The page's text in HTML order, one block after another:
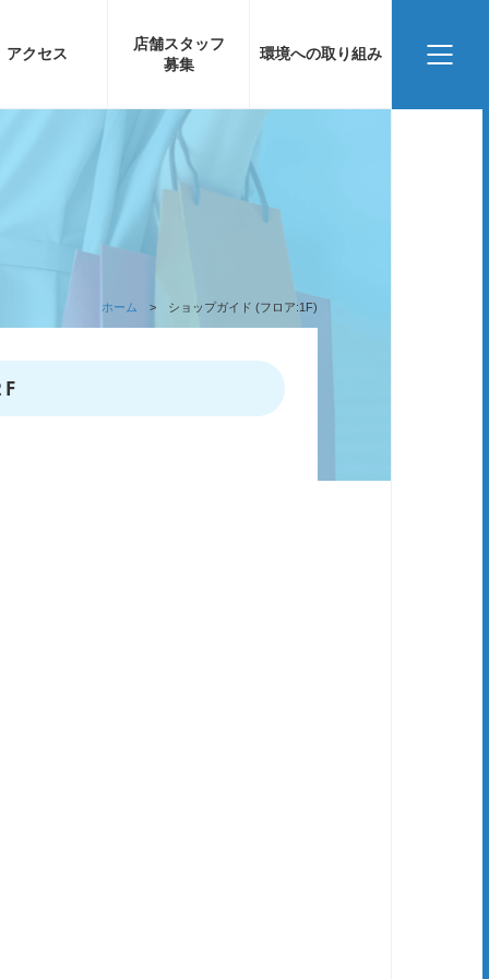
アクセス
店舗スタッフ
募集
環境への取り組み
ホーム ショップガイド (フロア:1F)